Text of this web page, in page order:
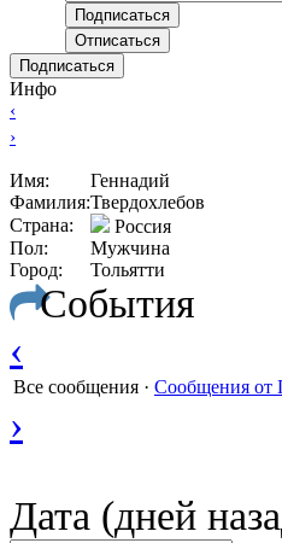
Подписаться
Инфо
‹
›
Имя:
Геннадий
Фамилия:Твердохлебов
Страна:
Россия
Пол:
Мужчина
Город:
Тольятти
События
‹
Все сообщения · Сообщения от
›
Дата (дней